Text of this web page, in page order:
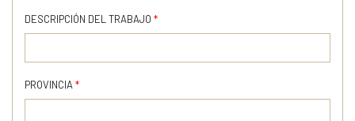
DESCRIPCIÓN DEL TRABAJO *
PROVINCIA *